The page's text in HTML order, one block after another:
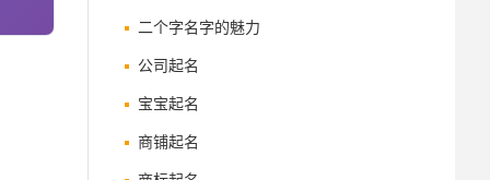
一个响亮的名字
二个字名字的魅力
公司起名
宝宝起名
商铺起名